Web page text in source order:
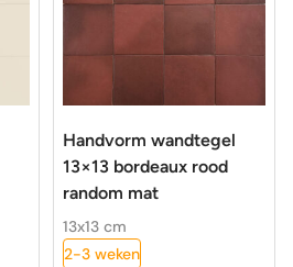
Handvorm wandtegel
13×13 bordeaux rood
random mat
13x13 cm
2-3 weken